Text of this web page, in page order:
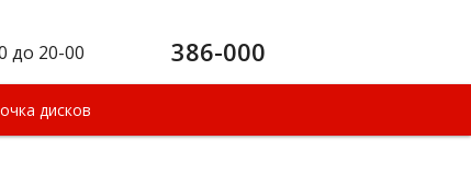
дисков
до 20-00 386-000